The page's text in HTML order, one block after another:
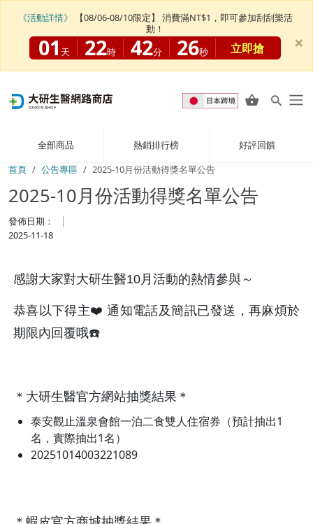
全部商品 熱銷排行榜
好評回饋
首頁
公告專區 2025-10月份活動得獎名單公告
2025-10月份活動得獎名單公告
發佈日期：
2025-11-18
感謝大家對大研生醫10月活動的熱情參與～
恭喜以下得主❤️ 通知電話及簡訊已發送，再麻煩於
期限內回覆哦☎️
＊大研生醫官方網站抽獎結果＊
泰安觀止溫泉會館一泊二食雙人住宿券（預計抽出1
名，實際抽出1名）
20251014003221089
《活動詳情》
【08/06-08/10限定】 消費滿NT$1，即可參加刮刮樂活
動！
01 天 22時 42分 26秒 立即搶 ×